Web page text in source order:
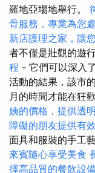
羅地亞場地舉行。
骨服務，專業為您
新店護理之家，讓
者不僅是壯觀的遊
程 - 它們可以深入
活動的結果，該市
月的時間才能在狂
姨的價格，提供透
障礙的朋友提供有
面具和服裝的手工
來賓隨心享受美食
擇高品質的餐飲設